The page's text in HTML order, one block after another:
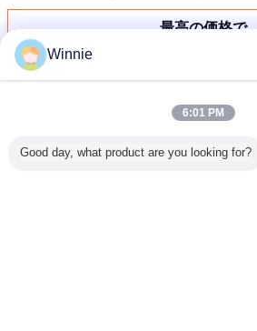
最高の価格で
のタバコの打抜き機
Winnie
6:01 PM
Good day, what product are you looking for?